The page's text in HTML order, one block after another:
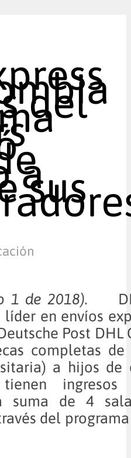
del
a
sus
1 de 2018).
en envíos
Post DHL
completas
a hijos de
suma de 4
del